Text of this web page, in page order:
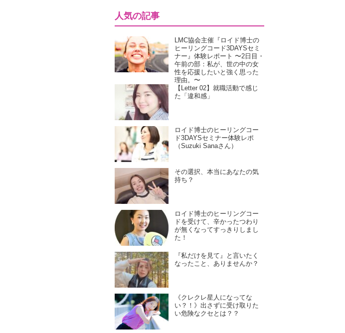
人気の記事
LMC協会主催『ロイド博士の
ヒーリングコード3DAYSセミ
ナー』体験レポート 〜2日目・
午前の部：私が、世の中の女
性を応援したいと強く思った
理由。〜
【Letter 02】就職活動で感じ
た「違和感」
ロイド博士のヒーリングコー
ド3DAYSセミナー体験レポ
（Suzuki Sanaさん）
その選択、本当にあなたの気
持ち？
ロイド博士のヒーリングコー
ドを受けて、辛かったつわり
が無くなってすっきりしまし
た！
『私だけを見て』と言いたく
なったこと、ありませんか？
《クレクレ星人になってな
い？！》出さずに受け取りた
い危険なクセとは？？